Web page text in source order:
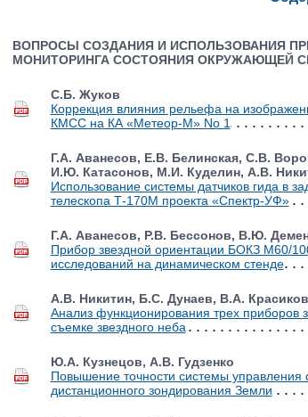
ВОПРОСЫ СОЗДАНИЯ И ИСПОЛЬЗОВАНИЯ
МОНИТОРИНГА СОСТОЯНИЯ ОКРУЖАЮЩЕЙ
С.Б. Жуков
Коррекция влияния рельефа на
КМСС на КА «Метеор-М» No 1
Г.А. Аванесов, Е.В. Белинская, С.В.
И.Ю. Катасонов, М.И. Куделин, А.В.
Использование системы датчиков гида в
телескопа Т-170М проекта «Спектр-УФ»
Г.А. Аванесов, Р.В. Бессонов, В.Ю.
Прибор звездной ориентации БОКЗ М60/
исследований на динамическом стенде
А.В. Никитин, Б.С. Дунаев, В.А. Красиков
Анализ функционирования трех
съемке звездного неба
Ю.А. Кузнецов, А.В. Гудзенко
Повышение точности системы управления
дистанционного зондирования Земли